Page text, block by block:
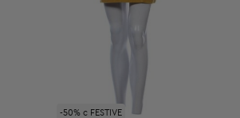
-50% с FESTIVE